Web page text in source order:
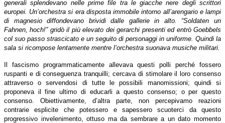
generali splendevano nelle prime file tra le giacche nere degli scrittori
europei. Un’orchestra si era disposta immobile intorno all’arengario e lampi
di magnesio diffondevano brividi dalle gallerie in alto. “Soldaten un
Fahnen, hoch!” gridò il più elevato dei gerarchi presenti ed entrò Goebbels
col suo passo strascicato e un seguito di personaggi in uniforme. Quindi la
sala si ricompose lentamente mentre l’orchestra suonava musiche militari.
Il fascismo programmaticamente allevava questi polli perché fossero
ruspanti e di conseguenza tranquilli; cercava di stimolare il loro consenso
attraverso o servendosi di tutte le possibili manomissioni; quindi si
proponeva il fine ultimo di educarli a questo consenso; o per questo
consenso. Obiettivamente, d’altra parte, non percepivamo reazioni
contrarie esplicite che potessero e sapessero scuoterci da questo
progressivo invelenimento, ottuso ma da sembrare a un dato momento